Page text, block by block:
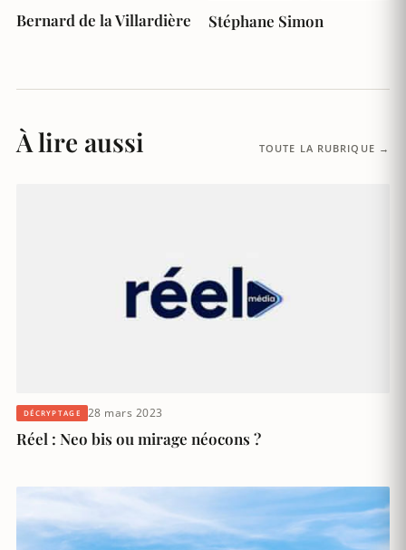
Bernard de la Villardière Stéphane Simon
À lire aussi TOUTE LA RUBRIQUE →
DÉCRYPTAGE 28 mars 2023
Réel : Neo bis ou mirage néocons ?